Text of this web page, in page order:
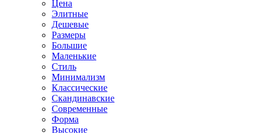
Цена
Элитные
Дешевые
Размеры
Большие
Маленькие
Стиль
Минимализм
Классические
Скандинавские
Современные
Форма
Высокие